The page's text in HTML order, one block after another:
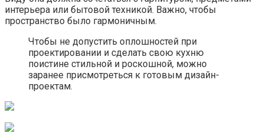
интерьера или бытовой техникой. Важно, чтобы
пространство было гармоничным.
Чтобы не допустить оплошностей при
проектировании и сделать свою кухню
поистине стильной и роскошной, можно
заранее присмотреться к готовым дизайн-
проектам.